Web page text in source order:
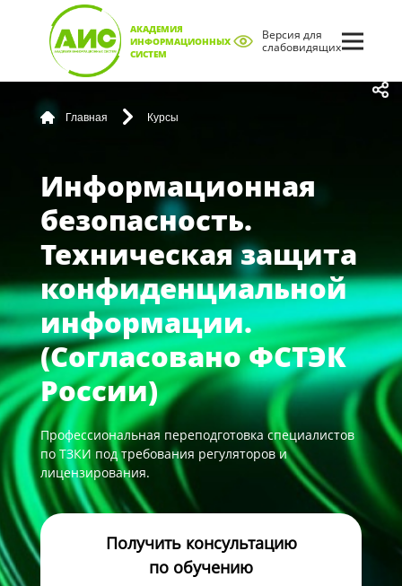
АКАДЕМИЯ
ИНФОРМАЦИОННЫХ
СИСТЕМ
Версия для
слабовидящих
Главная Курсы
Информационная
безопасность.
Техническая защита
конфиденциальной
информации.
(Согласовано ФСТЭК
России)
Профессиональная переподготовка специалистов
по ТЗКИ под требования регуляторов и
лицензирования.
Получить консультацию
по обучению